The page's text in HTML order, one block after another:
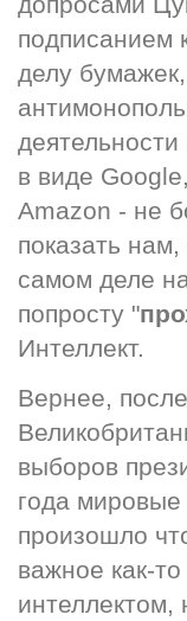
подписанием
делу
деятельности
в виде
Amazon - не
показать
самом деле
попросту "
Интеллект.
Вернее,
выборов
года мировые
произошло
важное как-
интеллектом,